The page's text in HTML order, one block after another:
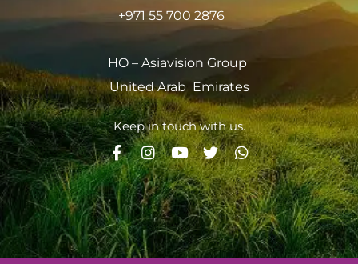
+971 55 700 2876
HO – Asiavision Group
United Arab Emirates
Keep in touch with us.